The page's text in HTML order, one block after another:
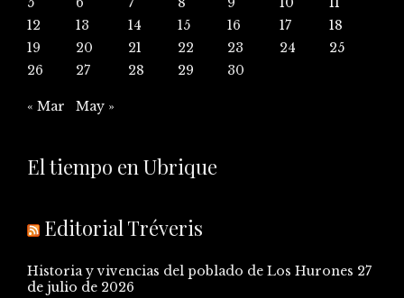
12
13 14 15 16 17
18
19
20 21 22 23 24
25
26
27 28 29 30
« Mar May »
El tiempo en Ubrique
Editorial Tréveris
Historia y vivencias del poblado de Los Hurones 27
de julio de 2026